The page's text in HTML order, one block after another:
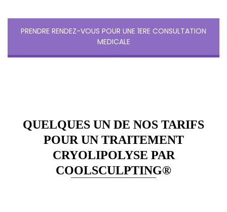
PRENDRE RENDEZ-VOUS POUR UNE 1ERE CONSULTATION
MEDICALE
QUELQUES UN DE NOS TARIFS
POUR UN TRAITEMENT
CRYOLIPOLYSE PAR
COOLSCULPTING®